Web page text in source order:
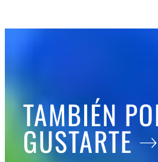
TAMBIÉN
GUSTARTE